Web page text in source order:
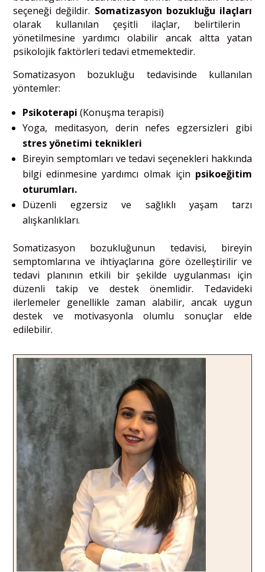
seçeneği değildir. Somatizasyon bozukluğu ilaçları
olarak kullanılan çeşitli ilaçlar, belirtilerin
yönetilmesine yardımcı olabilir ancak altta yatan
psikolojik faktörleri tedavi etmemektedir.
Somatizasyon bozukluğu tedavisinde kullanılan
yöntemler:
Psikoterapi(Konuşma terapisi)
Yoga, meditasyon, derin nefes egzersizleri gibi
stres yönetimi teknikleri
Bireyin semptomları ve tedavi seçenekleri hakkında
bilgi edinmesine yardımcı olmak için psikoeğitim
oturumları.
Düzenli egzersiz ve sağlıklı yaşam tarzı
alışkanlıkları.
Somatizasyon bozukluğunun tedavisi, bireyin
semptomlarına ve ihtiyaçlarına göre özelleştirilir ve
tedavi planının etkili bir şekilde uygulanması için
düzenli takip ve destek önemlidir. Tedavideki
ilerlemeler genellikle zaman alabilir, ancak uygun
destek ve motivasyonla olumlu sonuçlar elde
edilebilir.